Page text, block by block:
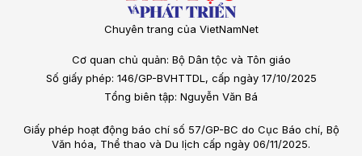
Chuyên trang của VietNamNet
Cơ quan chủ quản: Bộ Dân tộc và Tôn giáo
Số giấy phép: 146/GP-BVHTTDL, cấp ngày 17/10/2025
Tổng biên tập: Nguyễn Văn Bá
Giấy phép hoạt động báo chí số 57/GP-BC do Cục Báo chí, Bộ
Văn hóa, Thể thao và Du lịch cấp ngày 06/11/2025.